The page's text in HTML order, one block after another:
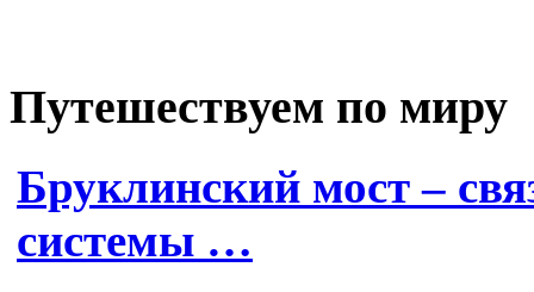
Путешествуем по миру
Бруклинский мост –
системы …